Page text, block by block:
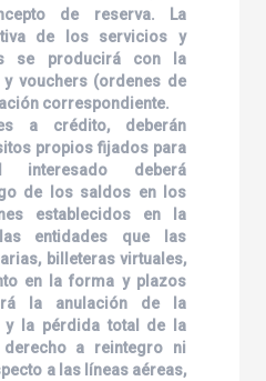
de reserva. La
de los servicios y
se producirá con la
vouchers (ordenes de
correspondiente.
a crédito, deberán
propios fijados para
deberá
de los saldos en los
establecidos en la
entidades que las
billeteras virtuales,
en la forma y plazos
la anulación de la
y la pérdida total de la
a reintegro ni
a las líneas aéreas,